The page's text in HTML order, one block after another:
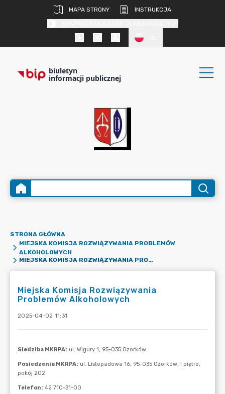
MAPA STRONY
INSTRUKCJA
biuletyn
informacji publicznej
STRONA GŁÓWNA
MIEJSKA KOMISJA ROZWIĄZYWANIA PROBLEMÓW
ALKOHOLOWYCH
MIEJSKA KOMISJA ROZWIĄZYWANIA PROBLEMÓW ALKOHOLOWYCH
Miejska Komisja Rozwiązywania
Problemów Alkoholowych
2025-04-02 11:31